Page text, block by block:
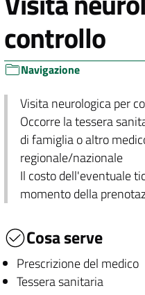
controllo
Navigazione
Visita neurologica per
Occorre la tessera
di famiglia o altro
regionale/nazionale
Il costo dell'eventuale
momento della
Cosa serve
Prescrizione del medico
Tessera sanitaria